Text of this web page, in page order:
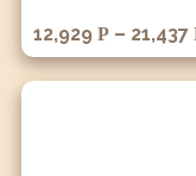
12,929 Р – 21,437